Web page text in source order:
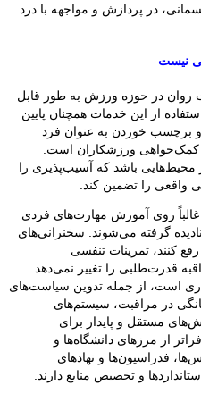
در پردازش و مواجهه با درد
نیست
در حوزه ورزش به طور قابل
از این خدمات همچنان پایین
برچسب خوردن به عنوان فرد
کمک‌خواهی ورزشکاران است.
باشد که آسیب‌پذیری را
واقعی را تضمین کند.
روی آموزش مهارت‌های فردی
گرفته می‌شوند. سخنرانی‌های
کنند، تمرینات تنفسی
قدرت‌طلبی را تغییر نمی‌دهد.
است، از جمله تدوین سیاست‌های
در مراقبت، سیستم‌های
مستقل و پایدار برای
از مرزهای دانشگاه‌ها و
فدراسیون‌ها و نهادهای
و تخصیص منابع دارند.